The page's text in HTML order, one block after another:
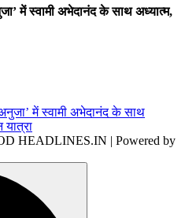
में स्वामी अभेदानंद के साथ अध्यात्म,
HEADLINES.IN | Powered by